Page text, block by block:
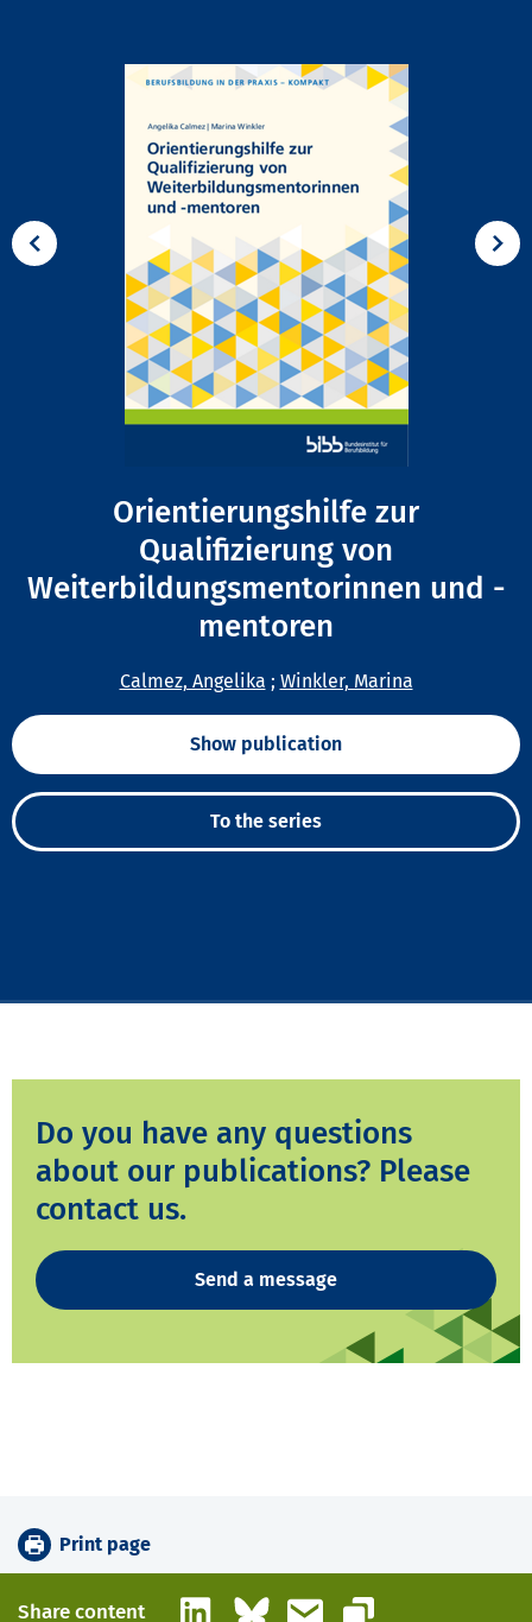
Orientierungshilfe zur
Qualifizierung von
Weiterbildungsmentorinnen und -
mentoren
Calmez, Angelika ; Winkler, Marina
Show publication
To the series
Do you have any questions
about our publications? Please
contact us.
Send a message
Print page
Share content LinkedInBlueskyEmail